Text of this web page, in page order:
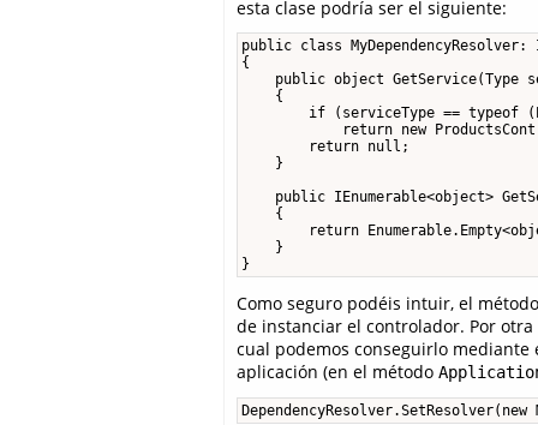
esta clase podría ser el siguiente:
public class MyDependencyResolver:
{
public object GetService(Type
    {
if (serviceType == typeof
return new
        return null;
    }
public IEnumerable<object>
    {
return
    }
}
Como seguro podéis intuir, el
de instanciar el controlador. Por
cual podemos conseguirlo
aplicación (en el método